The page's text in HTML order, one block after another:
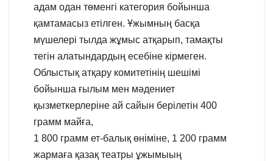
адам одан төменгі категория бойынша
қамтамасыз етілген. Ұжымның басқа
мүшелері тылда жұмыс атқарып, тамақты
тегін алатындардың есебіне кірмеген.
Облыстық атқару комитетінің шешімі
бойынша ғылым мен мәдениет
қызметкерлеріне ай сайын берілетін 400
грамм майға,
1 800 грамм ет-балық өніміне, 1 200 грамм
жармаға қазақ театры ұжымыың